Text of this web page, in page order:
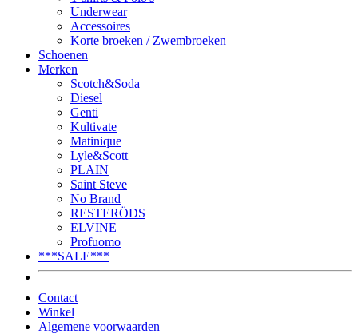
Underwear
Accessoires
Korte broeken / Zwembroeken
Schoenen
Merken
Scotch&Soda
Diesel
Genti
Kultivate
Matinique
Lyle&Scott
PLAIN
Saint Steve
No Brand
RESTERÖDS
ELVINE
Profuomo
***SALE***
Contact
Winkel
Algemene voorwaarden